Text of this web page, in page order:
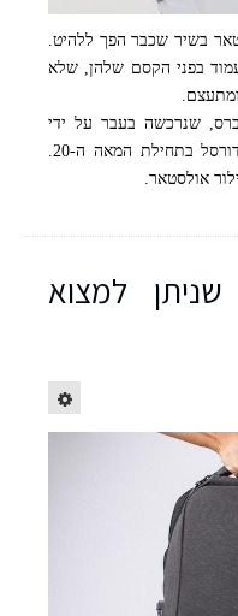
בשיר שכבר הפך ללהיט.
בפני הקסם שלהן, שלא
שנרכשה בעבר על ידי
נייק, החלו את דרכן בעולם כנעלי כדורסל בתחילת המאה ה-20.
אולסטאר.
למצוא